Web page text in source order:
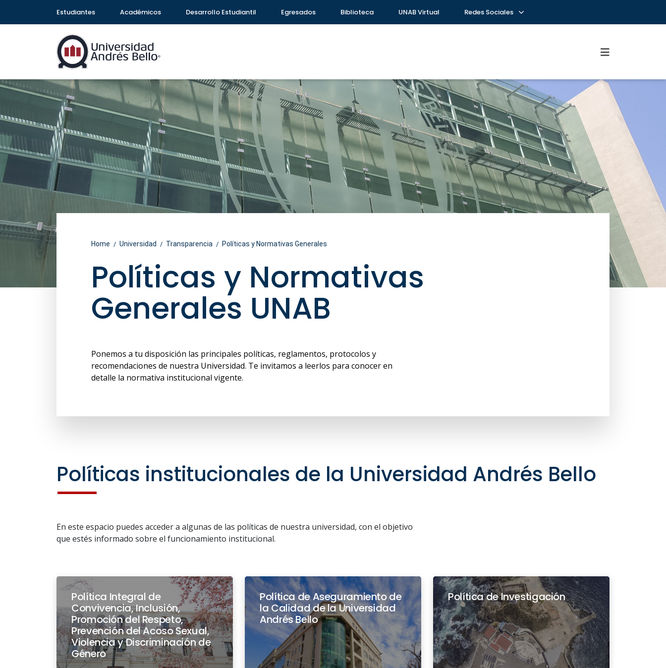
Estudiantes Académicos Desarrollo Estudiantil Egresados Biblioteca UNAB Virtual Redes Sociales
Home Universidad Transparencia Políticas y Normativas Generales
Políticas y Normativas
Generales UNAB
Ponemos a tu disposición las principales políticas, reglamentos, protocolos y
recomendaciones de nuestra Universidad. Te invitamos a leerlos para conocer en
detalle la normativa institucional vigente.
Políticas institucionales de la Universidad Andrés Bello
En este espacio puedes acceder a algunas de las políticas de nuestra universidad, con el objetivo
que estés informado sobre el funcionamiento institucional.
Política Integral de
Convivencia, Inclusión,
Promoción del Respeto,
Prevención del Acoso Sexual,
Violencia y Discriminación de
Género
Política de Aseguramiento de
la Calidad de la Universidad
Andrés Bello
Política de Investigación